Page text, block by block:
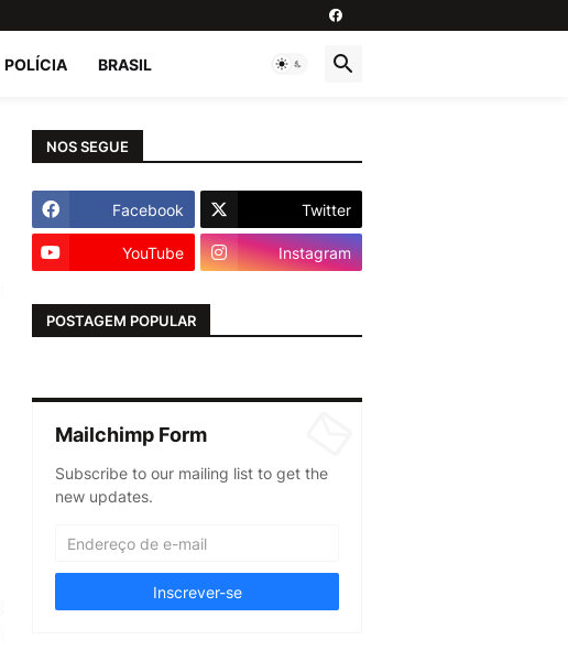
POLÍCIA BRASIL
NOS SEGUE
Facebook Twitter
YouTube Instagram
POSTAGEM POPULAR
Mailchimp Form
Subscribe to our mailing list to get the
new updates.